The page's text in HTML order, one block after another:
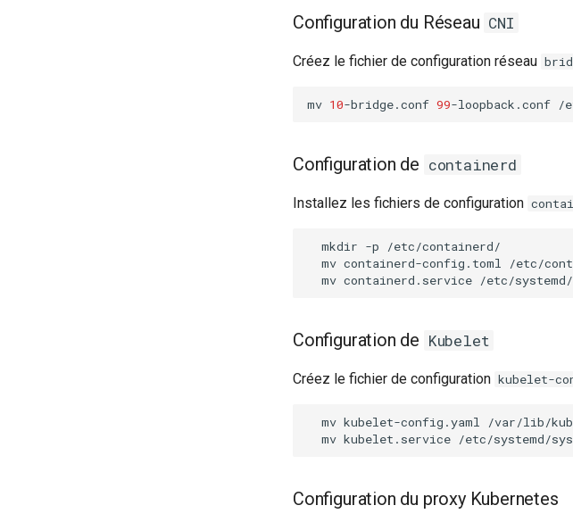
Configuration du Réseau CNI
Créez le fichier de configuration réseau
mv 10-bridge.conf 99-loopback.conf
Configuration de containerd
Installez les fichiers de configuration
mkdir -p
mv containerd-config.toml
mv containerd.service
Configuration de Kubelet
Créez le fichier de configuration kubelet-
mv kubelet-config.yaml
mv kubelet.service
Configuration du proxy Kubernetes